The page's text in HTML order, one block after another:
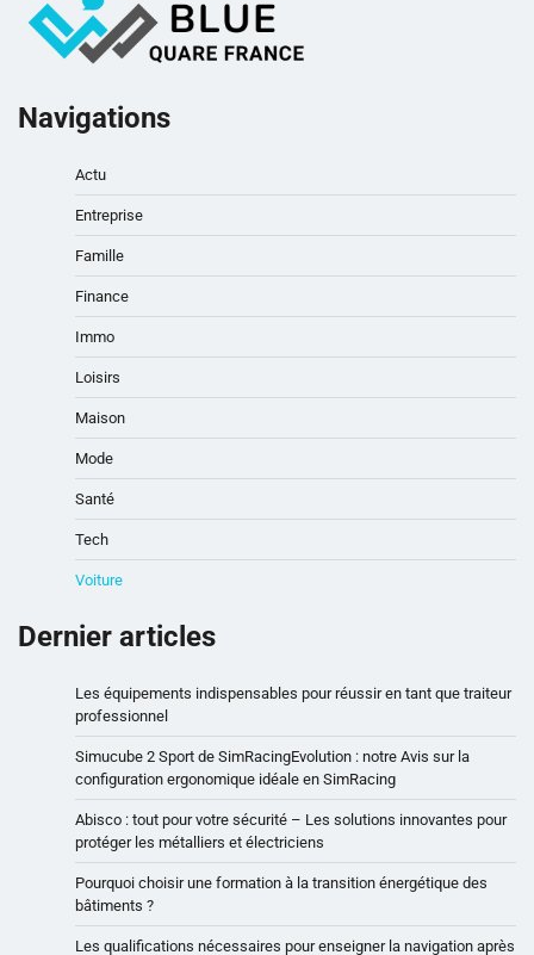
Navigations
Actu
Entreprise
Famille
Finance
Immo
Loisirs
Maison
Mode
Santé
Tech
Voiture
Dernier articles
Les équipements indispensables pour réussir en tant que traiteur
professionnel
Simucube 2 Sport de SimRacingEvolution : notre Avis sur la
configuration ergonomique idéale en SimRacing
Abisco : tout pour votre sécurité – Les solutions innovantes pour
protéger les métalliers et électriciens
Pourquoi choisir une formation à la transition énergétique des
bâtiments ?
Les qualifications nécessaires pour enseigner la navigation après